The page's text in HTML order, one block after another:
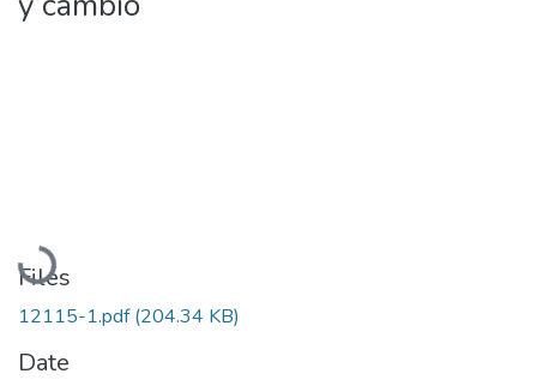
Loading...
Files
12115-1.pdf(204.34 KB)
Date